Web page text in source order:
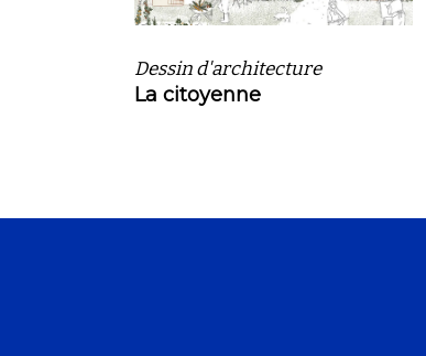
Dessin d'architecture
La citoyenne